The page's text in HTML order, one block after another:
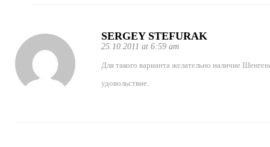
SERGEY STEFURAK
25.10.2011 at 6:59 am
Для такого варианта желательно наличие
удовольствие.